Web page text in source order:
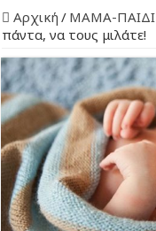
Αρχική / ΜΑΜΑ-ΠΑΙΔΙ
πάντα, να τους μιλάτε!